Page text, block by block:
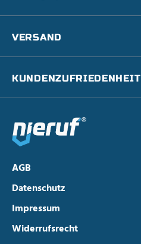
VERSAND
KUNDENZUFRIEDENHEIT
AGB
Datenschutz
Impressum
Widerrufsrecht